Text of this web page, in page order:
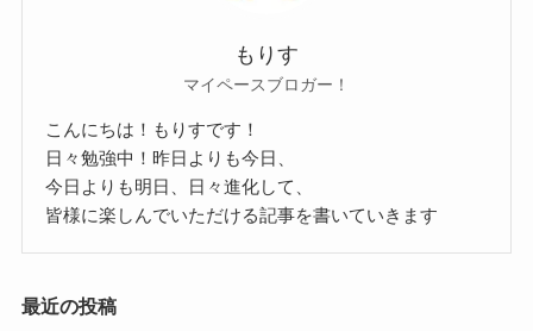
高瀬隼子さんの身長と体重についてですが
こちらも公表されていません。
男性スタッフとすれ違った際に
もりす
マイペースブロガー！
こんにちは！もりすです！
日々勉強中！昨日よりも今日、
今日よりも明日、日々進化して、
皆様に楽しんでいただける記事を書いていきます
最近の投稿